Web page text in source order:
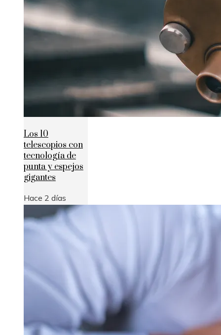
Los 10
telescopios con
tecnología de
punta y espejos
gigantes
Hace 2 días